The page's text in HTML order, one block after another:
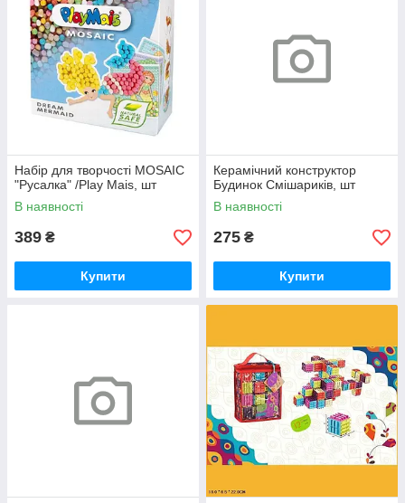
Набір для творчості MOSAIC
"Русалка" /Play Mais, шт
В наявності
389 ₴
Купити
Керамічний конструктор
Будинок Смішариків, шт
В наявності
275 ₴
Купити